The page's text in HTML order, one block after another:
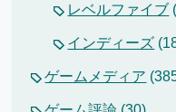
レベルファイブ
インディーズ
ゲームメディア